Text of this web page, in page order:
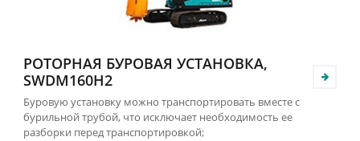
РОТОРНАЯ БУРОВАЯ УСТАНОВКА,
SWDM160H2
Буровую установку можно транспортировать вместе с
бурильной трубой, что исключает необходимость ее
разборки перед транспортировкой;